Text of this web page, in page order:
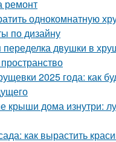
ремонт
однокомнатную
по дизайну
двушки в
2025 года: как
крыши дома изнутри:
как вырастить